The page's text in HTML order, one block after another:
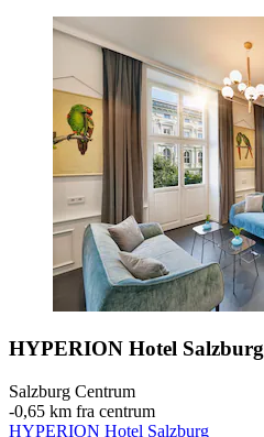
HYPERION Hotel Salzburg
Salzburg Centrum
‐0,65 km fra centrum
HYPERION Hotel Salzburg